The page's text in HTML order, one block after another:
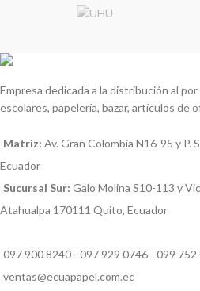
Empresa dedicada a la distribución al
escolares, papelería, bazar, artículos de
Matriz: Av. Gran Colombia N16-95 y P.
Ecuador
Sucursal Sur: Galo Molina S10-113 y
Atahualpa 170111 Quito, Ecuador
097 900 8240 - 097 929 0746 - 099 752
ventas@ecuapapel.com.ec